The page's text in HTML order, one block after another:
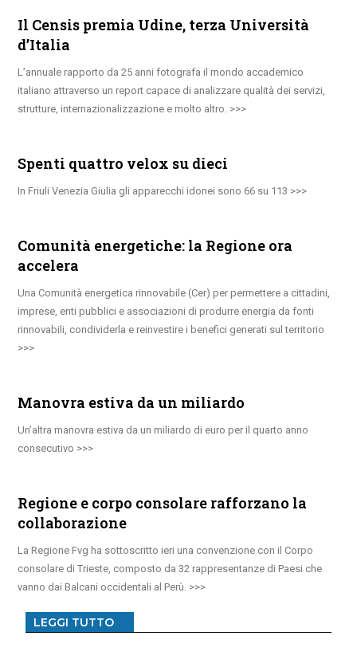
Il Censis premia Udine, terza Università
d’Italia
L’annuale rapporto da 25 anni fotografa il mondo accademico
italiano attraverso un report capace di analizzare qualità dei servizi,
strutture, internazionalizzazione e molto altro.
Spenti quattro velox su dieci
In Friuli Venezia Giulia gli apparecchi idonei sono 66 su 113
Comunità energetiche: la Regione ora
accelera
Una Comunità energetica rinnovabile (Cer) per permettere a cittadini,
imprese, enti pubblici e associazioni di produrre energia da fonti
rinnovabili, condividerla e reinvestire i benefici generati sul territorio
Manovra estiva da un miliardo
Un’altra manovra estiva da un miliardo di euro per il quarto anno
consecutivo
Regione e corpo consolare rafforzano la
collaborazione
La Regione Fvg ha sottoscritto ieri una convenzione con il Corpo
consolare di Trieste, composto da 32 rappresentanze di Paesi che
vanno dai Balcani occidentali al Perù.
LEGGI TUTTO